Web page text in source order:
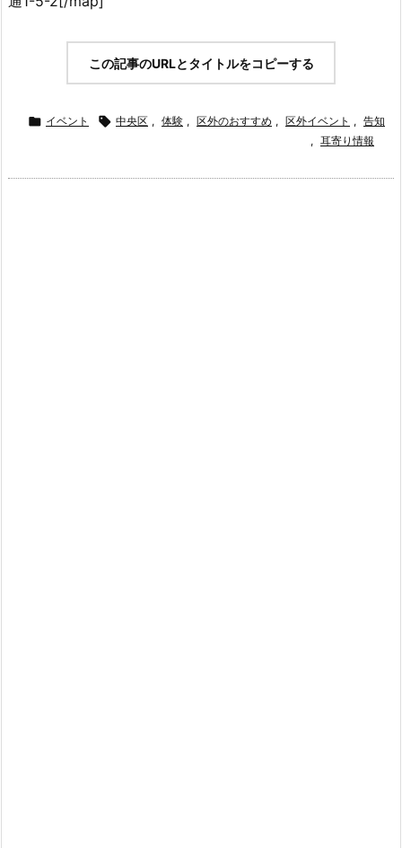
この記事のURLとタイトルをコピーする
 イベント  中央区 , 体験 , 区外のおすすめ , 区外イベント , 告知
, 耳寄り情報